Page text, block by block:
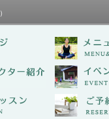
（つなぐ） [ご